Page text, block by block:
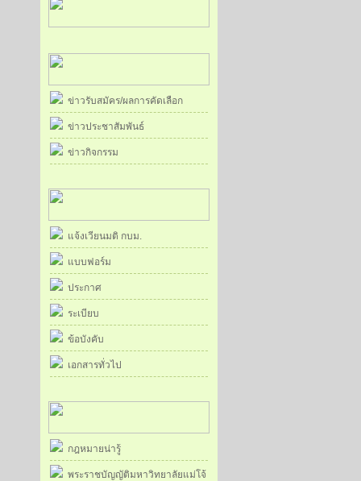
ข่าวรับสมัคร/ผลการคัดเลือก
ข่าวประชาสัมพันธ์
ข่าวกิจกรรม
แจ้งเวียนมติ กบม.
แบบฟอร์ม
ประกาศ
ระเบียบ
ข้อบังคับ
เอกสารทั่วไป
กฎหมายน่ารู้
พระราชบัญญัติมหาวิทยาลัยแม่โจ้